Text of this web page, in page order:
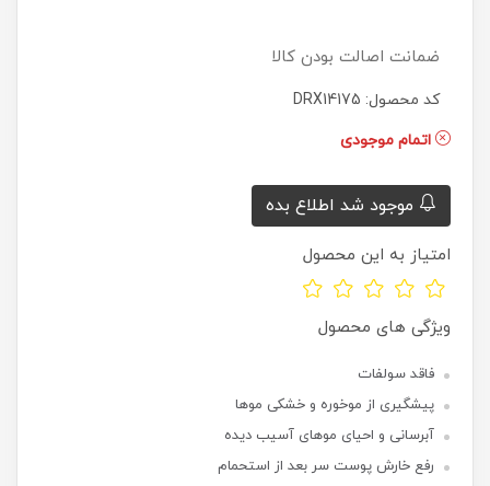
ضمانت اصالت بودن کالا
کد محصول: DRX14175
اتمام موجودی
موجود شد اطلاع بده
امتیاز به این محصول
ویژگی های محصول
فاقد سولفات
پیشگیری از موخوره و خشکی موها
آبرسانی و احیای موهای آسیب دیده
رفع خارش پوست سر بعد از استحمام